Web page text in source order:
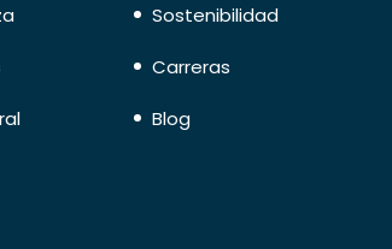
Sostenibilidad
Carreras
Blog